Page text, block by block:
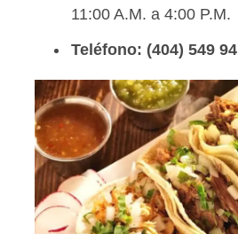
11:00 A.M. a 4:00 P.M.
Teléfono: (404) 549